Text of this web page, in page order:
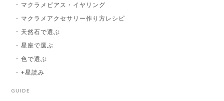
マクラメピアス・イヤリング
マクラメアクセサリー作り方レシピ
天然石で選ぶ
星座で選ぶ
色で選ぶ
+星読み
GUIDE